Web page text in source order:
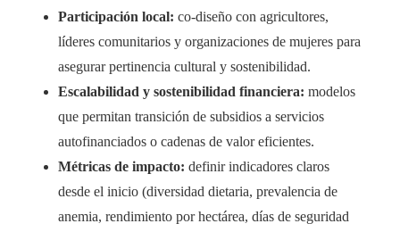
Participación local: co-diseño con agricultores,
líderes comunitarios y organizaciones de mujeres para
asegurar pertinencia cultural y sostenibilidad.
Escalabilidad y sostenibilidad financiera: modelos
que permitan transición de subsidios a servicios
autofinanciados o cadenas de valor eficientes.
Métricas de impacto: definir indicadores claros
desde el inicio (diversidad dietaria, prevalencia de
anemia, rendimiento por hectárea, días de seguridad